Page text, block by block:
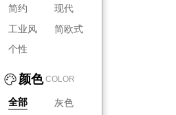
简约
现代
工业风
简欧式
个性
颜色 COLOR
全部
灰色